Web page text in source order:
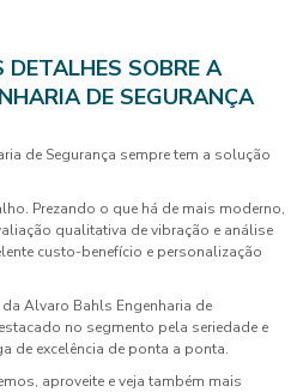
DETALHES SOBRE A
DE SEGURANÇA
de Segurança sempre tem a solução
Prezando o que há de mais moderno,
qualitativa de vibração e análise
custo-benefício e personalização
Alvaro Bahls Engenharia de
no segmento pela seriedade e
de excelência de ponta a ponta.
aproveite e veja também mais